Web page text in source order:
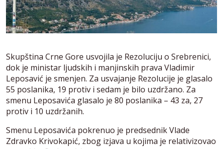
Skupština Crne Gore usvojila je Rezoluciju o Srebrenici,
dok je ministar ljudskih i manjinskih prava Vladimir
Leposavić je smenjen. Za usvajanje Rezolucije je glasalo
55 poslanika, 19 protiv i sedam je bilo uzdržano. Za
smenu Leposavića glasalo je 80 poslanika – 43 za, 27
protiv i 10 uzdržanih.
Smenu Leposavića pokrenuo je predsednik Vlade
Zdravko Krivokapić, zbog izjava u kojima je relativizovao